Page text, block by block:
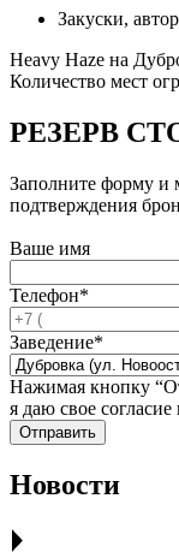
Закуски,
Heavy Haze на
Количество мест
РЕЗЕРВ
Заполните форму и
подтверждения
Ваше имя
Телефон*
Заведение*
Нажимая кнопку
я даю свое согласие
Отправить
Новости